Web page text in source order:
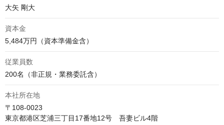
大矢 剛大
資本金
5,484万円（資本準備金含）
従業員数
200名（非正規・業務委託含）
本社所在地
〒108-0023
東京都港区芝浦三丁目17番地12号　吾妻ビル4階